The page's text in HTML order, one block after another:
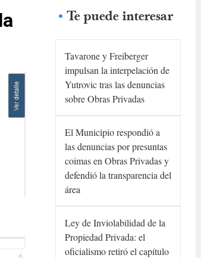
Te puede interesar
Tavarone y Freiberger
impulsan la interpelación de
Yutrovic tras las denuncias
sobre Obras Privadas
El Municipio respondió a
las denuncias por presuntas
coimas en Obras Privadas y
defendió la transparencia del
área
Ley de Inviolabilidad de la
Propiedad Privada: el
oficialismo retiró el capítulo